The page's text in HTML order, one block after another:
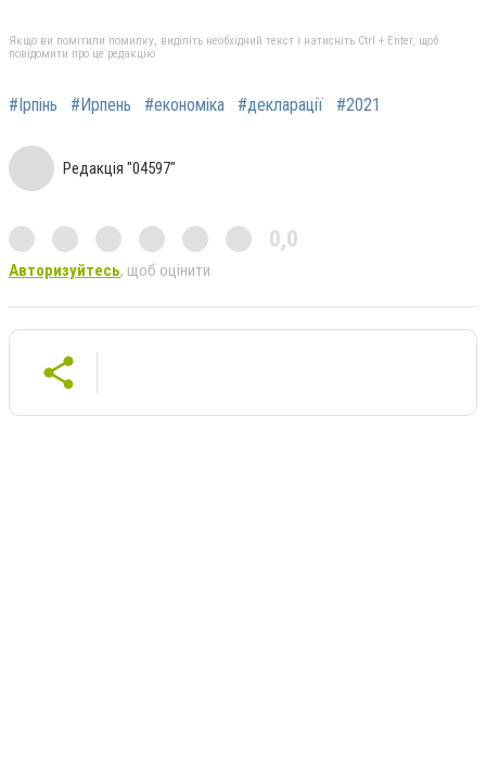
Якщо ви помітили помилку, виділіть необхідний текст і натисніть Ctrl + Enter, щоб
повідомити про це редакцію
#Ірпінь #Ирпень #економіка #декларації #2021
Редакція "04597"
0,0
Авторизуйтесь, щоб оцінити